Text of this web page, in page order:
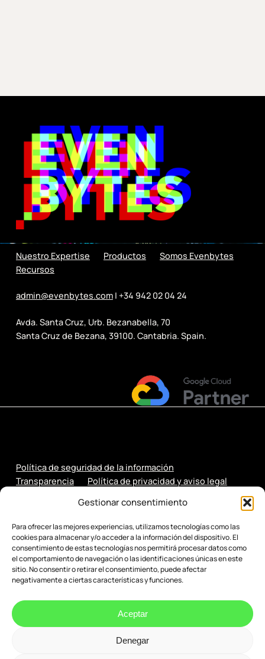
Gestionar consentimiento
Para ofrecer las mejores experiencias, utilizamos tecnologías como las
cookies para almacenar y/o acceder a la información del dispositivo. El
consentimiento de estas tecnologías nos permitirá procesar datos como
el comportamiento de navegación o las identificaciones únicas en este
sitio. No consentir o retirar el consentimiento, puede afectar
negativamente a ciertas características y funciones.
Aceptar
Denegar
Nuestro Expertise Productos
Somos Evenbytes
Recursos
admin@evenbytes.com| +34 942 02 04 24
Avda. Santa Cruz, Urb. Bezanabella, 70
Santa Cruz de Bezana, 39100. Cantabria. Spain.
Política de seguridad de la información
Transparencia
Política de privacidad y aviso legal
© 2026 Evenbytes. Evolución Digital.